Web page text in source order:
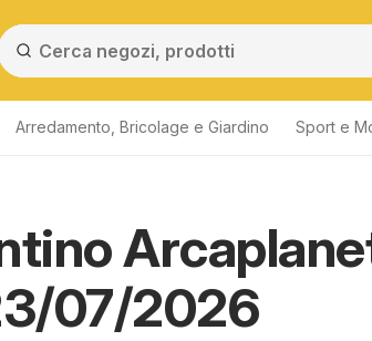
Arredamento, Bricolage e Giardino Sport e
07/2026